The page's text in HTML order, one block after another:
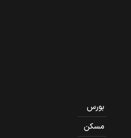
بورس
مسکن